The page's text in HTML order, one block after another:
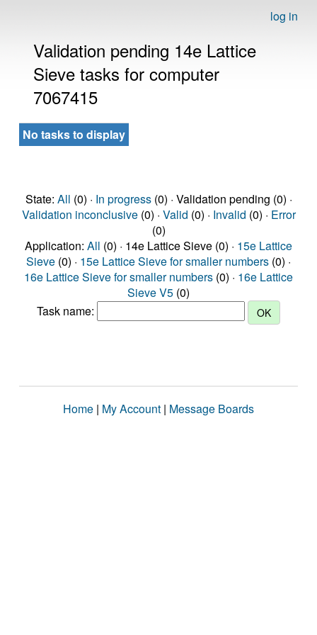
log in
Validation pending 14e Lattice
Sieve tasks for computer
7067415
No tasks to display
State: All (0) · In progress(0) · Validation pending (0) ·
Validation inconclusive(0) · Valid (0) · Invalid (0) · Error
(0)
Application: All (0) · 14e Lattice Sieve (0) · 15e Lattice
Sieve (0) · 15e Lattice Sieve for smaller numbers (0) ·
16e Lattice Sieve for smaller numbers (0) · 16e Lattice
Sieve V5 (0)
Task name:
Home | My Account | Message Boards